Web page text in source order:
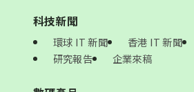
科技新聞
環球 IT 新聞 香港 IT 新聞
研究報告
企業來稿